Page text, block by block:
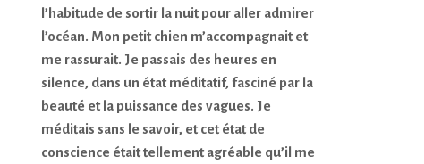
l’habitude de sortir la nuit pour aller admirer
l’océan. Mon petit chien m’accompagnait et
me rassurait. Je passais des heures en
silence, dans un état méditatif, fasciné par la
beauté et la puissance des vagues. Je
méditais sans le savoir, et cet état de
conscience était tellement agréable qu’il me